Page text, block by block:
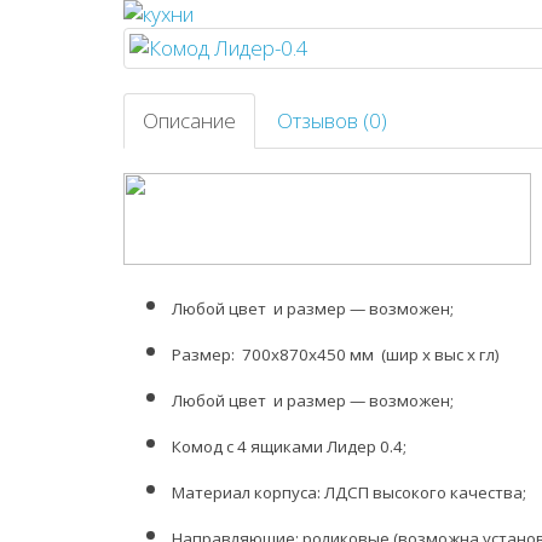
Описание Отзывов (0)
Любой цвет и размер — возможен;
Размер: 700х870х450 мм (шир х выс х гл)
Любой цвет и размер — возможен;
Комод с 4 ящиками Лидер 0.4;
Материал корпуса: ЛДСП высокого качества;